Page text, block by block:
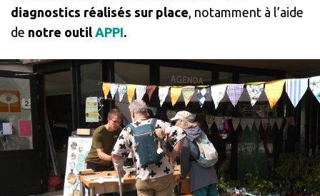
diagnostics réalisés sur place , notamment à l’aide
de notre outil APPI.